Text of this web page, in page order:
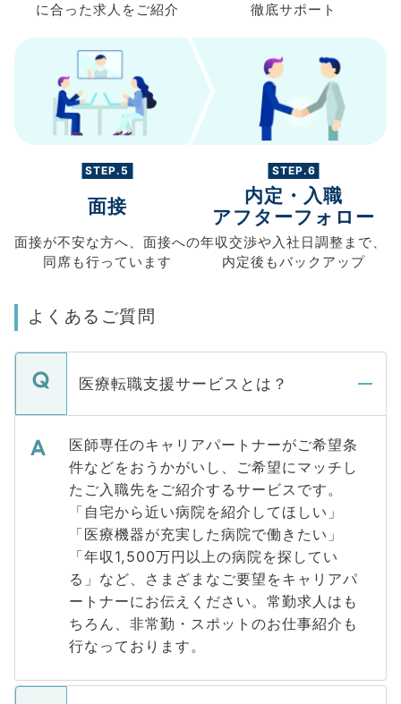
に合った求人を ご紹介
徹底サポート
STEP.5
面接
面接が不安な方へ、 面接への
同席も行っています
STEP.6
内定・入職
アフターフォロー
年収交渉や入社日調整まで、
内定後もバックアップ
よくあるご質問
医療転職支援サービスとは？
医師専任のキャリアパートナーがご希望条
件などをおうかがいし、ご希望にマッチし
たご入職先をご紹介するサービスです。
「自宅から近い病院を紹介してほしい」
「医療機器が充実した病院で働きたい」
「年収1,500万円以上の病院を探してい
る」など、さまざまなご要望をキャリアパ
ートナーにお伝えください。常勤求人はも
ちろん、非常勤・スポットのお仕事紹介も
行なっております。